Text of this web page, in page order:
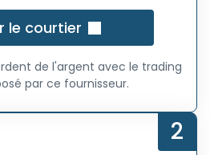
le courtier
de l'argent avec le trading
par ce fournisseur.
2